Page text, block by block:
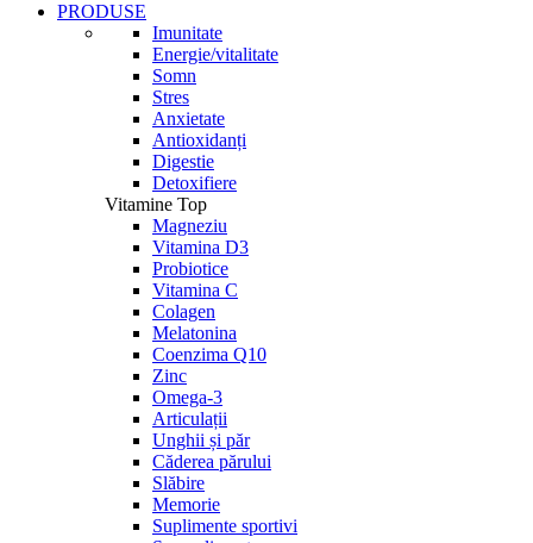
PRODUSE
Imunitate
Energie/vitalitate
Somn
Stres
Anxietate
Antioxidanți
Digestie
Detoxifiere
Vitamine Top
Magneziu
Vitamina D3
Probiotice
Vitamina C
Colagen
Melatonina
Coenzima Q10
Zinc
Omega-3
Articulații
Unghii și păr
Căderea părului
Slăbire
Memorie
Suplimente sportivi